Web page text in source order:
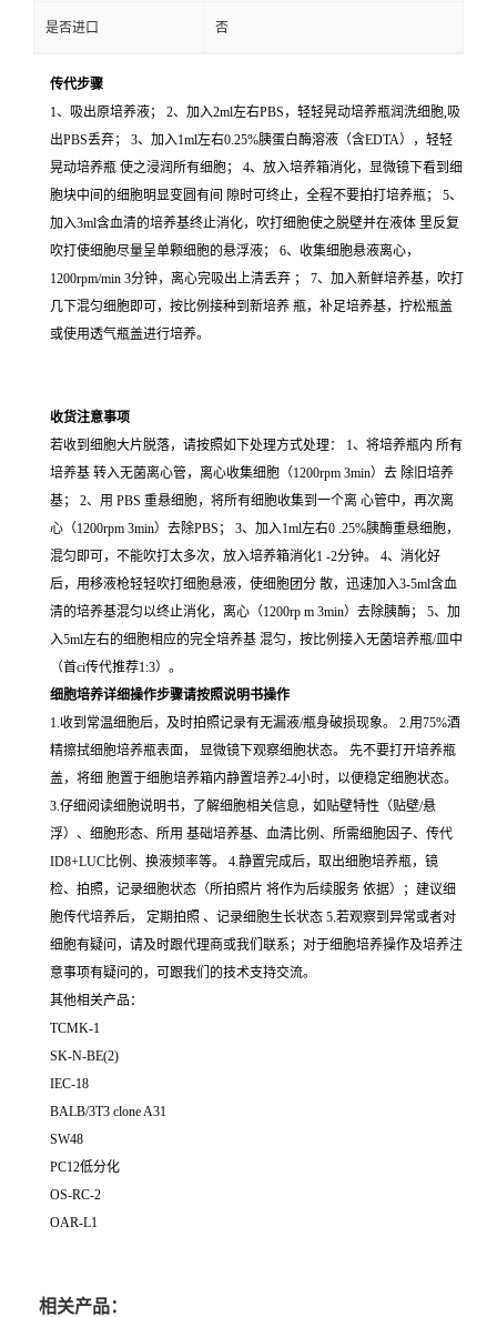
是否进口 否
传代步骤
1、吸出原培养液； 2、加入2ml左右PBS，轻轻晃动培养瓶润洗细胞,吸
出PBS丢弃； 3、加入1ml左右0.25%胰蛋白酶溶液（含EDTA），轻轻
晃动培养瓶 使之浸润所有细胞； 4、放入培养箱消化，显微镜下看到细
胞块中间的细胞明显变圆有间 隙时可终止，全程不要拍打培养瓶； 5、
加入3ml含血清的培养基终止消化，吹打细胞使之脱壁并在液体 里反复
吹打使细胞尽量呈单颗细胞的悬浮液； 6、收集细胞悬液离心，
1200rpm/min 3分钟，离心完吸出上清丢弃 ； 7、加入新鲜培养基，吹打
几下混匀细胞即可，按比例接种到新培养 瓶，补足培养基，拧松瓶盖
或使用透气瓶盖进行培养。
收货注意事项
若收到细胞大片脱落，请按照如下处理方式处理： 1、将培养瓶内 所有
培养基 转入无菌离心管，离心收集细胞（1200rpm 3min）去 除旧培养
基； 2、用 PBS 重悬细胞，将所有细胞收集到一个离 心管中，再次离
心（1200rpm 3min）去除PBS； 3、加入1ml左右0 .25%胰酶重悬细胞，
混匀即可，不能吹打太多次，放入培养箱消化1 -2分钟。 4、消化好
后，用移液枪轻轻吹打细胞悬液，使细胞团分 散，迅速加入3-5ml含血
清的培养基混匀以终止消化，离心（1200rp m 3min）去除胰酶； 5、加
入5ml左右的细胞相应的完全培养基 混匀，按比例接入无菌培养瓶/皿中
（首ci传代推荐1:3）。
细胞培养详细操作步骤请按照说明书操作
1.收到常温细胞后，及时拍照记录有无漏液/瓶身破损现象。 2.用75%酒
精擦拭细胞培养瓶表面， 显微镜下观察细胞状态。 先不要打开培养瓶
盖，将细 胞置于细胞培养箱内静置培养2-4小时，以便稳定细胞状态。
3.仔细阅读细胞说明书，了解细胞相关信息，如贴壁特性（贴壁/悬
浮）、细胞形态、所用 基础培养基、血清比例、所需细胞因子、传代
ID8+LUC比例、换液频率等。 4.静置完成后，取出细胞培养瓶，镜
检、拍照，记录细胞状态（所拍照片 将作为后续服务 依据）；建议细
胞传代培养后， 定期拍照 、记录细胞生长状态 5.若观察到异常或者对
细胞有疑问，请及时跟代理商或我们联系；对于细胞培养操作及培养注
意事项有疑问的，可跟我们的技术支持交流。
其他相关产品：
TCMK-1
SK-N-BE(2)
IEC-18
BALB/3T3 clone A31
SW48
PC12低分化
OS-RC-2
OAR-L1
相关产品：